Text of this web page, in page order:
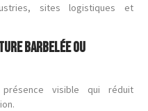
sites logistiques et
barbelée ou
visible qui réduit